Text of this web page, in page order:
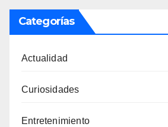
Categorías
Actualidad
Curiosidades
Entretenimiento